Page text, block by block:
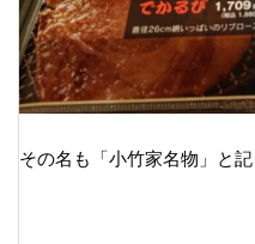
その名も「小竹家名物」と